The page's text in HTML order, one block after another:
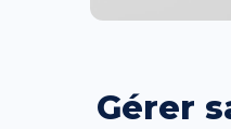
Gérer